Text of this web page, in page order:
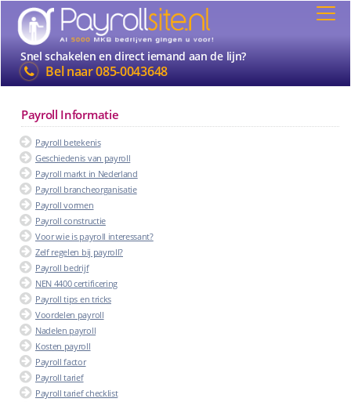
Snel schakelen en direct iemand aan de lijn?
Bel naar085-0043648
Payroll Informatie
Payroll betekenis
Geschiedenis van payroll
Payroll markt in Nederland
Payroll brancheorganisatie
Payroll vormen
Payroll constructie
Voor wie is payroll interessant?
Zelf regelen bij payroll?
Payroll bedrijf
NEN 4400 certificering
Payroll tips en tricks
Voordelen payroll
Nadelen payroll
Kosten payroll
Payroll factor
Payroll tarief
Payroll tarief checklist